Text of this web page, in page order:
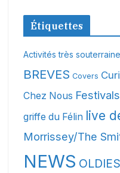
c
e
s
Étiquettes
Activités très
BREVES Covers
Chez Nous Festivals
griffe du Félin live
Morrissey/The
NEWS OLDIES